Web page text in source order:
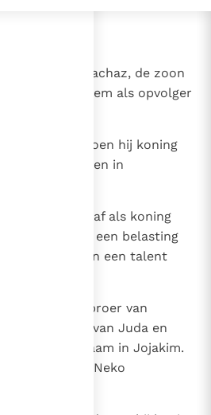
Over ons
honger vervuld
van Gods koninkrijk te
stilletjes door liefde, niet door
verschijnselen en de
een nieuwe Latijnse uitgave
verliest autonomie
toe
maakte nu Joachaz, de zoon
van Jeruzalem als opvolger
jaar toen hij koning
drie maanden in
zette hem af als koning
legde het land een belasting
zilver en een talent
stelde de broer van
als koning van Juda en
zijn naam in Jojakim.
werd door Neko